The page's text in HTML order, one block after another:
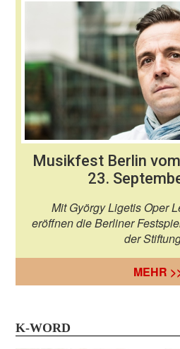
Musikfest Berlin
23.
Mit György Ligetis Oper
eröffnen die Berliner
der
MEHR
K-WORD